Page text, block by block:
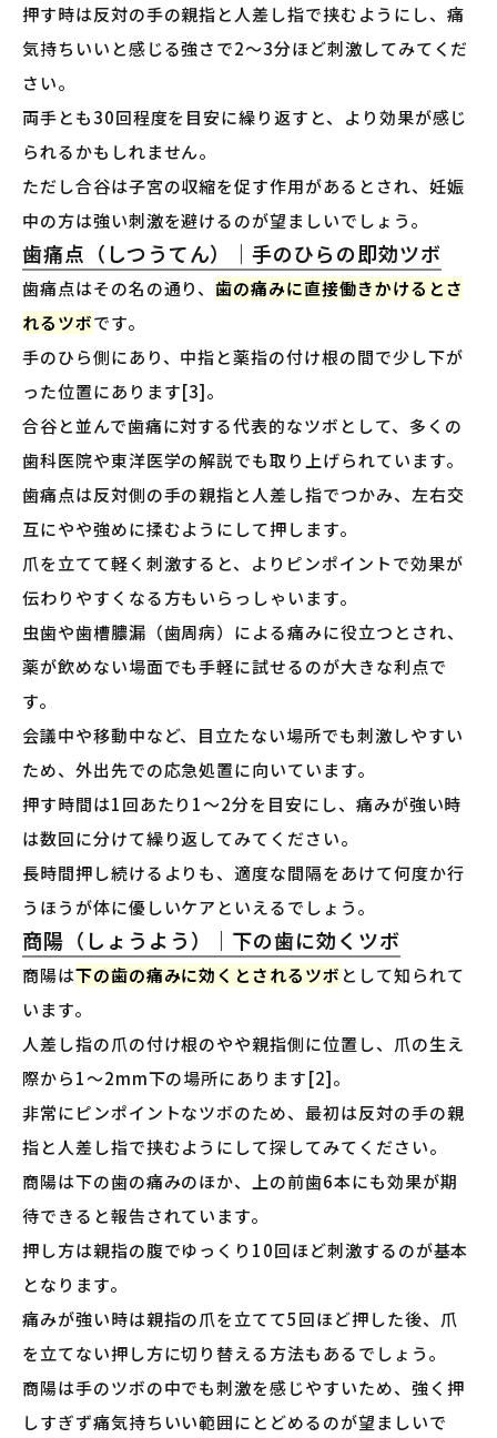
押す時は反対の手の親指と人差し指で挟むようにし、痛
気持ちいいと感じる強さで2〜3分ほど刺激してみてくだ
さい。
両手とも30回程度を目安に繰り返すと、より効果が感じ
られるかもしれません。
ただし合谷は子宮の収縮を促す作用があるとされ、妊娠
中の方は強い刺激を避けるのが望ましいでしょう。
歯痛点（しつうてん）｜手のひらの即効ツボ
歯痛点はその名の通り、歯の痛みに直接働きかけるとさ
れるツボです。
手のひら側にあり、中指と薬指の付け根の間で少し下が
った位置にあります[3]。
合谷と並んで歯痛に対する代表的なツボとして、多くの
歯科医院や東洋医学の解説でも取り上げられています。
歯痛点は反対側の手の親指と人差し指でつかみ、左右交
互にやや強めに揉むようにして押します。
爪を立てて軽く刺激すると、よりピンポイントで効果が
伝わりやすくなる方もいらっしゃいます。
虫歯や歯槽膿漏（歯周病）による痛みに役立つとされ、
薬が飲めない場面でも手軽に試せるのが大きな利点で
す。
会議中や移動中など、目立たない場所でも刺激しやすい
ため、外出先での応急処置に向いています。
押す時間は1回あたり1〜2分を目安にし、痛みが強い時
は数回に分けて繰り返してみてください。
長時間押し続けるよりも、適度な間隔をあけて何度か行
うほうが体に優しいケアといえるでしょう。
商陽（しょうよう）｜下の歯に効くツボ
商陽は下の歯の痛みに効くとされるツボ として知られて
います。
人差し指の爪の付け根のやや親指側に位置し、爪の生え
際から1〜2mm下の場所にあります[2]。
非常にピンポイントなツボのため、最初は反対の手の親
指と人差し指で挟むようにして探してみてください。
商陽は下の歯の痛みのほか、上の前歯6本にも効果が期
待できると報告されています。
押し方は親指の腹でゆっくり10回ほど刺激するのが基本
となります。
痛みが強い時は親指の爪を立てて5回ほど押した後、爪
を立てない押し方に切り替える方法もあるでしょう。
商陽は手のツボの中でも刺激を感じやすいため、強く押
しすぎず痛気持ちいい範囲にとどめるのが望ましいで